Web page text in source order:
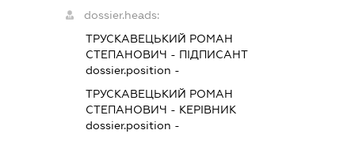
dossier.heads:
ТРУСКАВЕЦЬКИЙ РОМАН
СТЕПАНОВИЧ - ПІДПИСАНТ
dossier.position -
ТРУСКАВЕЦЬКИЙ РОМАН
СТЕПАНОВИЧ - КЕРІВНИК
dossier.position -